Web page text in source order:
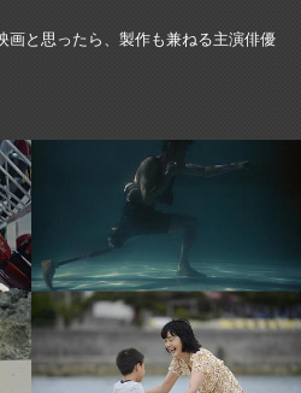
画と思ったら、製作も兼ねる主演俳優